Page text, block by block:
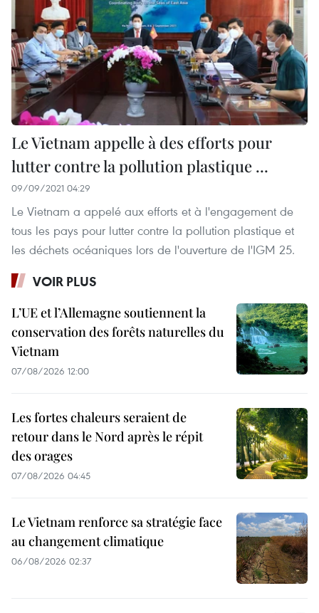
Le Vietnam appelle à des efforts pour
lutter contre la pollution plastique ...
09/09/2021 04:29
Le Vietnam a appelé aux efforts et à l'engagement de
tous les pays pour lutter contre la pollution plastique et
les déchets océaniques lors de l'ouverture de l'IGM 25.
VOIR PLUS
L’UE et l’Allemagne soutiennent la
conservation des forêts naturelles du
Vietnam
07/08/2026 12:00
Les fortes chaleurs seraient de
retour dans le Nord après le répit
des orages
07/08/2026 04:45
Le Vietnam renforce sa stratégie face
au changement climatique
06/08/2026 02:37